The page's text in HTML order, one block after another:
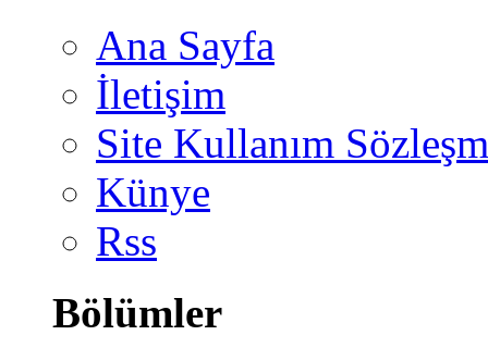
Ana Sayfa
İletişim
Site Kullanım
Künye
Rss
Bölümler